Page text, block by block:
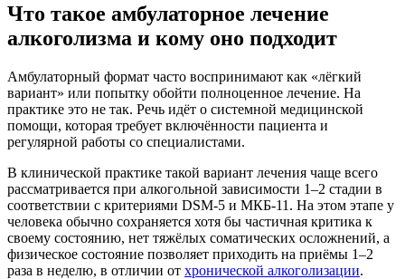
Что такое амбулаторное лечение
алкоголизма и кому оно подходит
Амбулаторный формат часто воспринимают как «лёгкий
вариант» или попытку обойти полноценное лечение. На
практике это не так. Речь идёт о системной медицинской
помощи, которая требует включённости пациента и
регулярной работы со специалистами.
В клинической практике такой вариант лечения чаще всего
рассматривается при алкогольной зависимости 1–2 стадии в
соответствии с критериями DSM-5 и МКБ-11. На этом этапе у
человека обычно сохраняется хотя бы частичная критика к
своему состоянию, нет тяжёлых соматических осложнений, а
физическое состояние позволяет приходить на приёмы 1–2
раза в неделю, в отличии от хронической алкоголизации.